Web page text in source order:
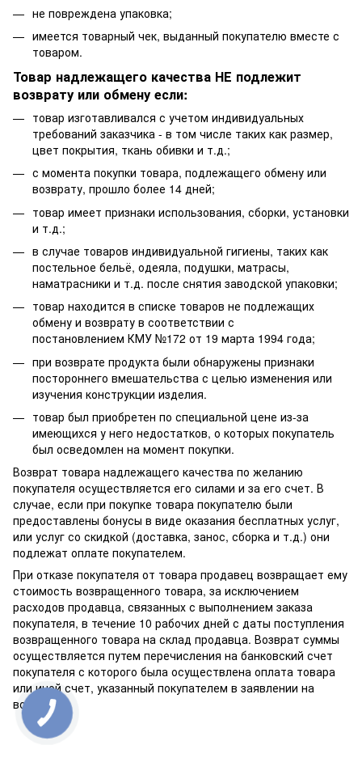
не повреждена упаковка;
имеется товарный чек, выданный покупателю вместе с
товаром.
Товар надлежащего качества НЕ подлежит
возврату или обмену если:
товар изготавливался с учетом индивидуальных
требований заказчика - в том числе таких как размер,
цвет покрытия, ткань обивки и т.д.;
с момента покупки товара, подлежащего обмену или
возврату, прошло более 14 дней;
товар имеет признаки использования, сборки, установки
и т.д.;
в случае товаров индивидуальной гигиены, таких как
постельное бельё, одеяла, подушки, матрасы,
наматрасники и т.д. после снятия заводской упаковки;
товар находится в списке товаров не подлежащих
обмену и возврату в соответствии с
постановлением КМУ №172 от 19 марта 1994 года;
при возврате продукта были обнаружены признаки
постороннего вмешательства с целью изменения или
изучения конструкции изделия.
товар был приобретен по специальной цене из-за
имеющихся у него недостатков, о которых покупатель
был осведомлен на момент покупки.
Возврат товара надлежащего качества по желанию
покупателя осуществляется его силами и за его счет. В
случае, если при покупке товара покупателю были
предоставлены бонусы в виде оказания бесплатных услуг,
или услуг со скидкой (доставка, занос, сборка и т.д.) они
подлежат оплате покупателем.
При отказе покупателя от товара продавец возвращает ему
стоимость возвращенного товара, за исключением
расходов продавца, связанных с выполнением заказа
покупателя, в течение 10 рабочих дней с даты поступления
возвращенного товара на склад продавца. Возврат суммы
осуществляется путем перечисления на банковский счет
покупателя с которого была осуществлена оплата товара
или иной счет, указанный покупателем в заявлении на
возврат.